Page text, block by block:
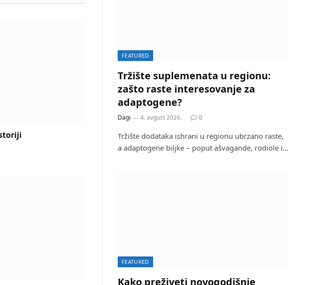
FEATURED
Tržište suplemenata u regionu:
zašto raste interesovanje za
adaptogene?
Dagi 4. avgust 2026. 0
Tržište dodataka ishrani u regionu ubrzano raste,
a adaptogene biljke – poput ašvagande, rodiole i…
FEATURED
Kako preživeti novogodišnje